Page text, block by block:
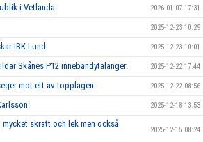
i Vetlanda. 2026-01-07 17:31
2025-12-23 10:29
IBK Lund 2025-12-23 10:01
Skånes P12 innebandytalanger. 2025-12-22 17:44
mot ett av topplagen. 2025-12-22 08:56
2025-12-18 13:53
skratt och lek men också
2025-12-15 08:24